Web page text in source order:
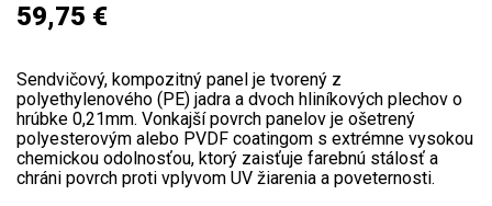
59,75 €
Sendvičový, kompozitný panel je tvorený z
polyethylenového (PE) jadra a dvoch hliníkových plechov o
hrúbke 0,21mm. Vonkajší povrch panelov je ošetrený
polyesterovým alebo PVDF coatingom s extrémne vysokou
chemickou odolnosťou, ktorý zaisťuje farebnú stálosť a
chráni povrch proti vplyvom UV žiarenia a poveternosti.